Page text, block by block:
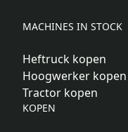
MACHINES IN STOCK
Heftruck kopen
Hoogwerker kopen
Tractor kopen
KOPEN